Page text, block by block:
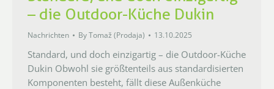
– die Outdoor-Küche Dukin
Nachrichten ByTomaž (Prodaja) 13.10.2025
Standard, und doch einzigartig – die Outdoor-Küche
Dukin Obwohl sie größtenteils aus standardisierten
Komponenten besteht, fällt diese Außenküche